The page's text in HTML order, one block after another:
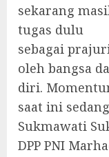
sekarang
tugas dulu
sebagai
oleh bangsa
diri.
saat ini
Sukmawati
DPP PNI